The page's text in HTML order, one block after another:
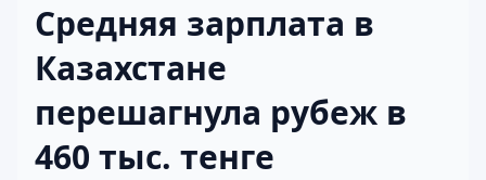
Средняя зарплата в
Казахстане
перешагнула рубеж в
460 тыс. тенге